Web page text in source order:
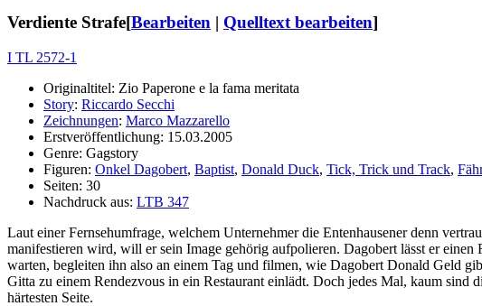
Verdiente Strafe[Bearbeiten | Quelltext bearbeiten]
I TL 2572-1
Originaltitel: Zio Paperone e la fama meritata
Story: Riccardo Secchi
Zeichnungen: Marco Mazzarello
Erstveröffentlichung: 15.03.2005
Genre: Gagstory
Figuren: Onkel Dagobert, Baptist, Donald Duck, Tick, Trick und Track,
Seiten: 30
Nachdruck aus: LTB 347
Laut einer Fernsehumfrage, welchem Unternehmer die Entenhausener denn
manifestieren wird, will er sein Image gehörig aufpolieren. Dagobert lässt er
warten, begleiten ihn also an einem Tag und filmen, wie Dagobert Donald Geld
Gitta zu einem Rendezvous in ein Restaurant einlädt. Doch jedes Mal, kaum
härtesten Seite.